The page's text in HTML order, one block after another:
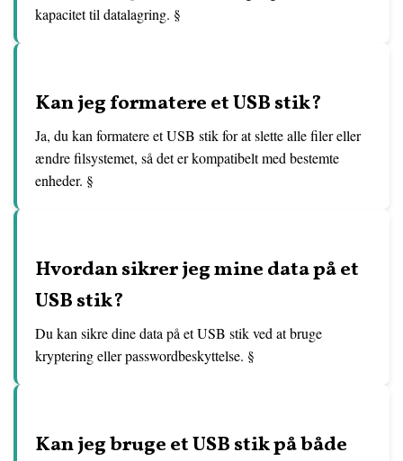
kapacitet til datalagring. §
Kan jeg formatere et USB stik?
Ja, du kan formatere et USB stik for at slette alle filer eller
ændre filsystemet, så det er kompatibelt med bestemte
enheder. §
Hvordan sikrer jeg mine data på et
USB stik?
Du kan sikre dine data på et USB stik ved at bruge
kryptering eller passwordbeskyttelse. §
Kan jeg bruge et USB stik på både